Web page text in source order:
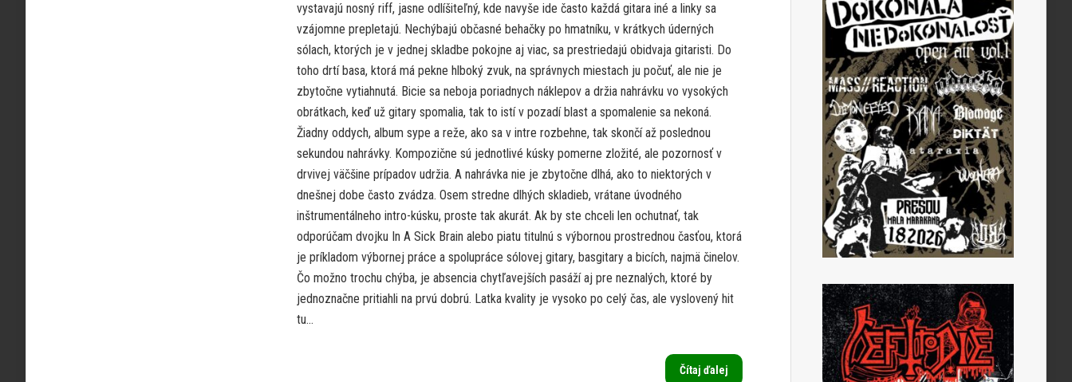
vystavajú nosný riff, jasne odlíšiteľný, kde navyše ide často každá gitara iné a linky sa
vzájomne prepletajú. Nechýbajú občasné behačky po hmatníku, v krátkych úderných
sólach, ktorých je v jednej skladbe pokojne aj viac, sa prestriedajú obidvaja gitaristi. Do
toho drtí basa, ktorá má pekne hlboký zvuk, na správnych miestach ju počuť, ale nie je
zbytočne vytiahnutá. Bicie sa neboja poriadnych náklepov a držia nahrávku vo vysokých
obrátkach, keď už gitary spomalia, tak to istí v pozadí blast a spomalenie sa nekoná.
Žiadny oddych, album sype a reže, ako sa v intre rozbehne, tak skončí až poslednou
sekundou nahrávky. Kompozične sú jednotlivé kúsky pomerne zložité, ale pozornosť v
drvivej väčšine prípadov udržia. A nahrávka nie je zbytočne dlhá, ako to niektorých v
dnešnej dobe často zvádza. Osem stredne dlhých skladieb, vrátane úvodného
inštrumentálneho intro-kúsku, proste tak akurát. Ak by ste chceli len ochutnať, tak
odporúčam dvojku In A Sick Brain alebo piatu titulnú s výbornou prostrednou časťou, ktorá
je príkladom výbornej práce a spolupráce sólovej gitary, basgitary a bicích, najmä činelov.
Čo možno trochu chýba, je absencia chytľavejších pasáží aj pre neznalých, ktoré by
jednoznačne pritiahli na prvú dobrú. Latka kvality je vysoko po celý čas, ale vyslovený hit
tu...
Čítaj ďalej